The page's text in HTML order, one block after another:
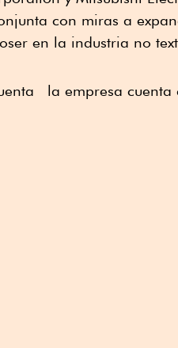
con miras a
en la industria no
la empresa cuenta